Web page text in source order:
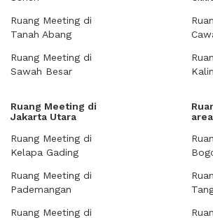
Ruang Meeting di
Tanah Abang
Ruang Meeting di
Sawah Besar
Ruang Meeting di
Jakarta Utara
Ruang Meeting di
Kelapa Gading
Ruang Meeting di
Pademangan
Ruang Meeting di